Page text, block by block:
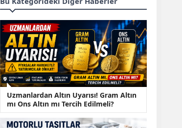
Arasındaki Farklar |
İçin Daha Uygun?
ABD-İran Anlaşması
Sonrası Altın Rekora
Koştu, Petrol
Fiyatları Sert Düştü
Temmuz 2026 Maaş
Zammı Netleşiyor!
Memur, Emekli ve
Sosyal Yardımlarda
Uzmanlardan Altın Uyarısı! Gram Altın
mı Ons Altın mı Tercih Edilmeli?